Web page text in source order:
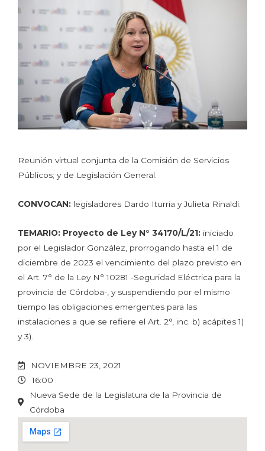
Reunión virtual conjunta de la Comisión de Servicios
Públicos; y de Legislación General.
CONVOCAN: legisladores Dardo Iturria y Julieta Rinaldi.
TEMARIO: Proyecto de Ley N° 34170/L/21: iniciado
por el Legislador González, prorrogando hasta el 1 de
diciembre de 2023 el vencimiento del plazo previsto en
el Art. 7° de la Ley N° 10281 -Seguridad Eléctrica para la
provincia de Córdoba-, y suspendiendo por el mismo
tiempo las obligaciones emergentes para las
instalaciones a que se refiere el Art. 2°, inc. b) acápites 1)
y 3).
NOVIEMBRE 23, 2021
16:00
Nueva Sede de la Legislatura de la Provincia de
Córdoba